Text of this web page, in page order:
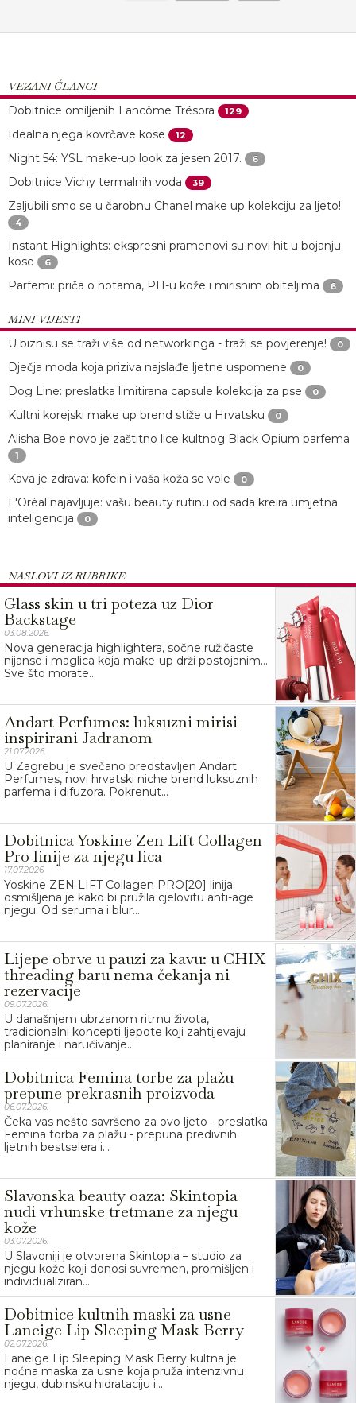
VEZANI ČLANCI
Dobitnice omiljenih Lancôme Trésora
129
Idealna njega kovrčave kose 12
Night 54: YSL make-up look za jesen 2017. 6
Dobitnice Vichy termalnih voda 39
Zaljubili smo se u čarobnu Chanel make up kolekciju za ljeto!
4
Instant Highlights: ekspresni pramenovi su novi hit u bojanju
kose
6
Parfemi: priča o notama, PH-u kože i mirisnim obiteljima 6
MINI VIJESTI
U biznisu se traži više od networkinga - traži se povjerenje!
0
Dječja moda koja priziva najslađe ljetne uspomene 0
Dog Line: preslatka limitirana capsule kolekcija za pse 0
Kultni korejski make up brend stiže u Hrvatsku 0
Alisha Boe novo je zaštitno lice kultnog Black Opium parfema
1
Kava je zdrava: kofein i vaša koža se vole 0
L'Oréal najavljuje: vašu beauty rutinu od sada kreira umjetna
inteligencija
0
NASLOVI IZ RUBRIKE
Glass skin u tri poteza uz Dior
Backstage
03.08.2026.
Nova generacija highlightera, sočne ružičaste
nijanse i maglica koja make-up drži postojanim…
Sve što morate...
Andart Perfumes: luksuzni mirisi
inspirirani Jadranom
21.07.2026.
U Zagrebu je svečano predstavljen Andart
Perfumes, novi hrvatski niche brend luksuznih
parfema i difuzora. Pokrenut...
Dobitnica Yoskine Zen Lift Collagen
Pro linije za njegu lica
17.07.2026.
Yoskine ZEN LIFT Collagen PRO[20] linija
osmišljena je kako bi pružila cjelovitu anti-age
njegu. Od seruma i blur...
Lijepe obrve u pauzi za kavu: u CHIX
threading baru nema čekanja ni
rezervacije
09.07.2026.
U današnjem ubrzanom ritmu života,
tradicionalni koncepti ljepote koji zahtijevaju
planiranje i naručivanje...
Dobitnica Femina torbe za plažu
prepune prekrasnih proizvoda
06.07.2026.
Čeka vas nešto savršeno za ovo ljeto - preslatka
Femina torba za plažu - prepuna predivnih
ljetnih bestselera i...
Slavonska beauty oaza: Skintopia
nudi vrhunske tretmane za njegu
kože
03.07.2026.
U Slavoniji je otvorena Skintopia – studio za
njegu kože koji donosi suvremen, promišljen i
individualiziran...
Dobitnice kultnih maski za usne
Laneige Lip Sleeping Mask Berry
02.07.2026.
Laneige Lip Sleeping Mask Berry kultna je
noćna maska za usne koja pruža intenzivnu
njegu, dubinsku hidrataciju i...